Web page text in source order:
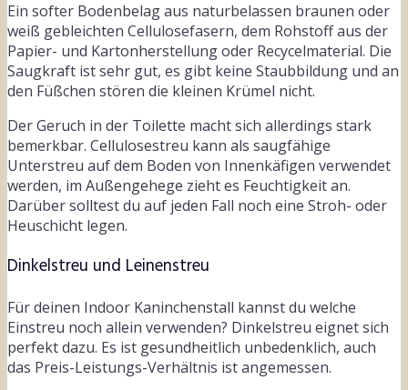
Ein softer Bodenbelag aus naturbelassen braunen oder
weiß gebleichten Cellulosefasern, dem Rohstoff aus der
Papier- und Kartonherstellung oder Recycelmaterial. Die
Saugkraft ist sehr gut, es gibt keine Staubbildung und an
den Füßchen stören die kleinen Krümel nicht.
Der Geruch in der Toilette macht sich allerdings stark
bemerkbar. Cellulosestreu kann als saugfähige
Unterstreu auf dem Boden von Innenkäfigen verwendet
werden, im Außengehege zieht es Feuchtigkeit an.
Darüber solltest du auf jeden Fall noch eine Stroh- oder
Heuschicht legen.
Dinkelstreu und Leinenstreu
Für deinen Indoor Kaninchenstall kannst du welche
Einstreu noch allein verwenden? Dinkelstreu eignet sich
perfekt dazu. Es ist gesundheitlich unbedenklich, auch
das Preis-Leistungs-Verhältnis ist angemessen.